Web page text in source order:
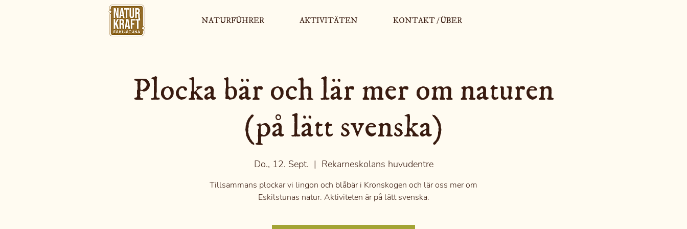
NATURFÜHRER AKTIVITÄTEN KONTAKT / ÜBER
Plocka bär och lär mer om naturen
(på lätt svenska)
Do., 12. Sept.
  |
Rekarneskolans huvudentre
Tillsammans plockar vi lingon och blåbär i Kronskogen och lär oss mer om
Eskilstunas natur. Aktiviteten är på lätt svenska.